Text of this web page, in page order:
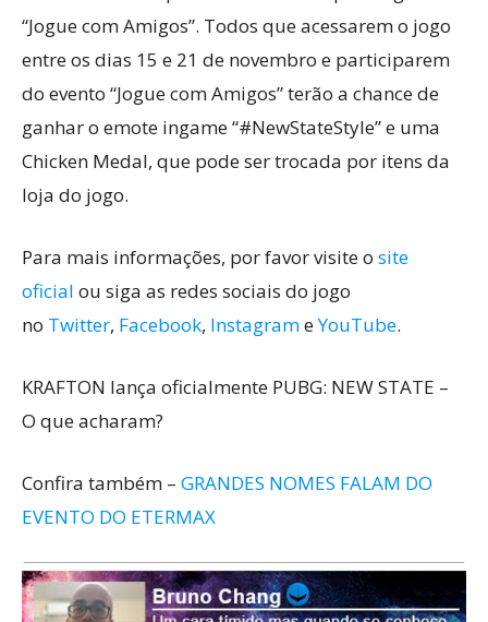
“Jogue com Amigos”. Todos que acessarem o jogo
entre os dias 15 e 21 de novembro e participarem
do evento “Jogue com Amigos” terão a chance de
ganhar o emote ingame “#NewStateStyle” e uma
Chicken Medal, que pode ser trocada por itens da
loja do jogo.
Para mais informações, por favor visite o site
oficial ou siga as redes sociais do jogo
no Twitter, Facebook, InstagrameYouTube.
KRAFTON lança oficialmente PUBG: NEW STATE –
O que acharam?
Confira também – GRANDES NOMES FALAM DO
EVENTO DO ETERMAX